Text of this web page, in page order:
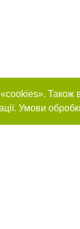
Також
Умови